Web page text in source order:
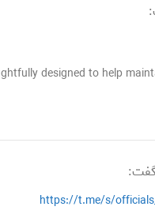
designed to help
https://t.me/s/